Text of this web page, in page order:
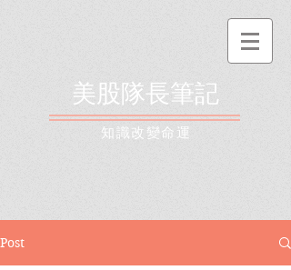
美股隊長筆記
​知識改變命運
Post